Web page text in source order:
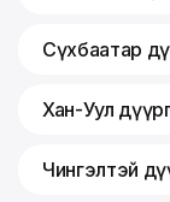
Сүхбаатар
Хан-Уул
Чингэлтэй